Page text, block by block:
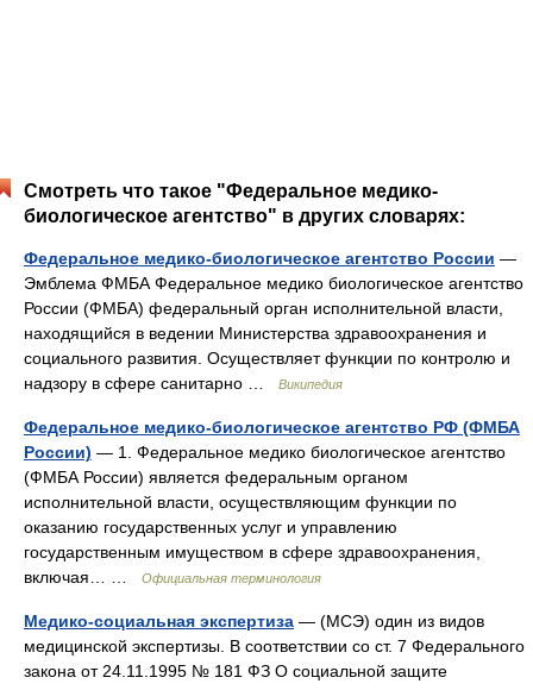
Смотреть что такое "Федеральное медико-
биологическое агентство" в других словарях:
Федеральное медико-биологическое агентство России —
Эмблема ФМБА Федеральное медико биологическое агентство
России (ФМБА) федеральный орган исполнительной власти,
находящийся в ведении Министерства здравоохранения и
социального развития. Осуществляет функции по контролю и
надзору в сфере санитарно …
Википедия
Федеральное медико-биологическое агентство РФ (ФМБА
России) — 1. Федеральное медико биологическое агентство
(ФМБА России) является федеральным органом
исполнительной власти, осуществляющим функции по
оказанию государственных услуг и управлению
государственным имуществом в сфере здравоохранения,
включая… …
Официальная терминология
Медико-социальная экспертиза — (МСЭ) один из видов
медицинской экспертизы. В соответствии со ст. 7 Федерального
закона от 24.11.1995 № 181 ФЗ О социальной защите